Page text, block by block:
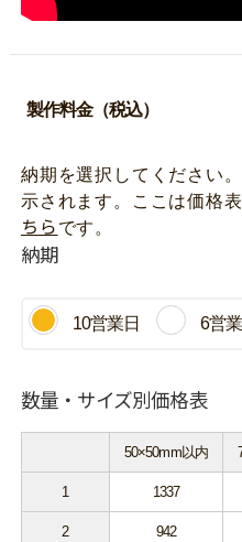
製作料金（税込）
納期を選択してください
示されます。ここは価格
ちら です。
納期
10営業日 6営
数量・サイズ別価格表
50×50mm以内
1 1337
2 942